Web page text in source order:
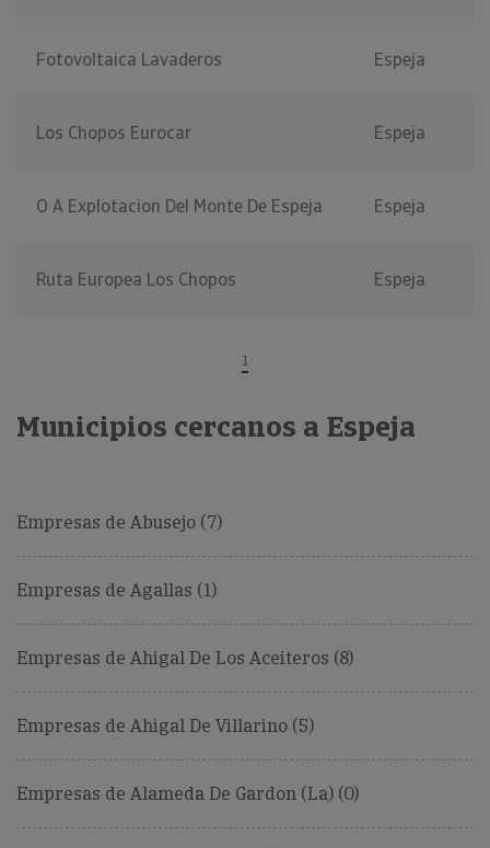
Fotovoltaica Lavaderos Espeja
Los Chopos Eurocar Espeja
O A Explotacion Del Monte De Espeja Espeja
Ruta Europea Los Chopos Espeja
1
Municipios cercanos a Espeja
Empresas de Abusejo (7)
Empresas de Agallas (1)
Empresas de Ahigal De Los Aceiteros (8)
Empresas de Ahigal De Villarino (5)
Empresas de Alameda De Gardon (La) (0)